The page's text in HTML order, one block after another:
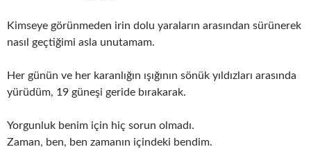
Kimseye görünmeden irin dolu yaraların arasından sürünerek
nasıl geçtiğimi asla unutamam.
Her günün ve her karanlığın ışığının sönük yıldızları arasında
yürüdüm, 19 güneşi geride bırakarak.
Yorgunluk benim için hiç sorun olmadı.
Zaman, ben, ben zamanın içindeki bendim.